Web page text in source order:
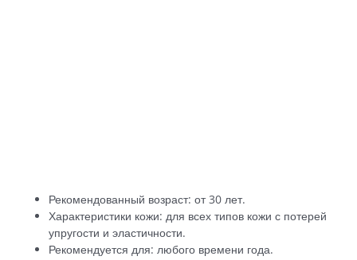
Рекомендованный возраст: от 30 лет.
Характеристики кожи: для всех типов кожи с потерей
упругости и эластичности.
Рекомендуется для: любого времени года.